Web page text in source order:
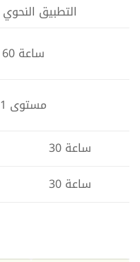
– التطبيق
60 ساعة
1 مستوى
30 ساعة
30 ساعة